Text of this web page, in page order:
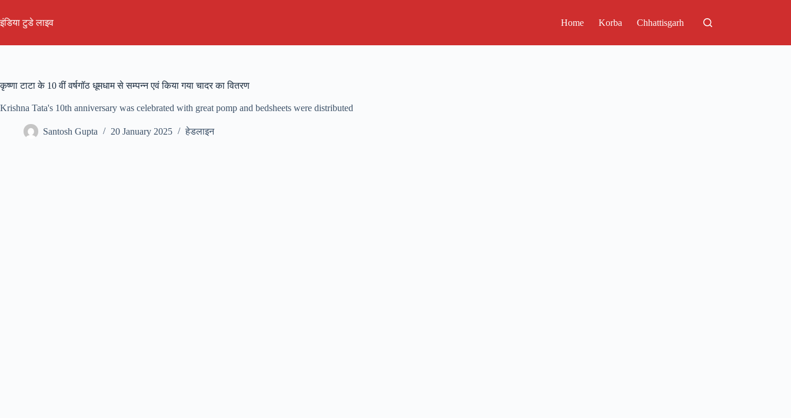
content
इंडिया टुडे लाइव Home Korba Chhattisgarh
कृष्णा टाटा के 10 वीं वर्षगॉठ धूमधाम से सम्पन्न एवं किया गया चादर का वितरण
Krishna Tata's 10th anniversary was celebrated with great pomp and bedsheets were distributed
Santosh Gupta 20 January 2025 हेडलाइन